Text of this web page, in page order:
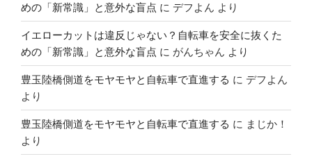
めの「新常識」と意外な盲点 に デフよん より
イエローカットは違反じゃない？自転車を安全に抜くた
めの「新常識」と意外な盲点 に がんちゃん より
豊玉陸橋側道をモヤモヤと自転車で直進する に デフよん
より
豊玉陸橋側道をモヤモヤと自転車で直進する に まじか！
より